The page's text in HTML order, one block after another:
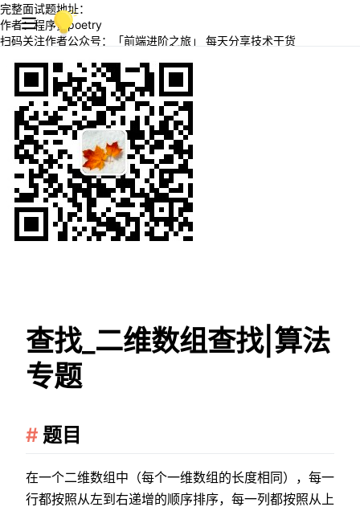
完整面试题地址：
作者：程序员poetry
扫码关注作者公众号：「前端进阶之旅」 每天分享技术干货
查找_二维数组查找|算法
专题
题目
在一个二维数组中（每个一维数组的长度相同），每一
行都按照从左到右递增的顺序排序，每一列都按照从上